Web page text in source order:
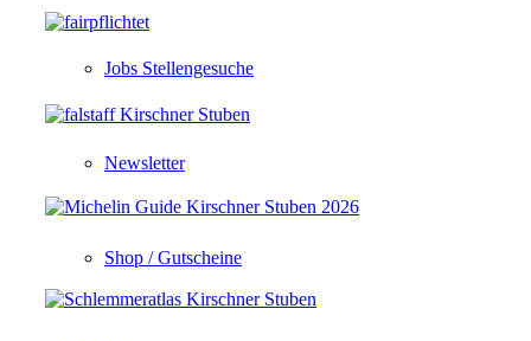
Jobs Stellengesuche
Newsletter
Shop / Gutscheine